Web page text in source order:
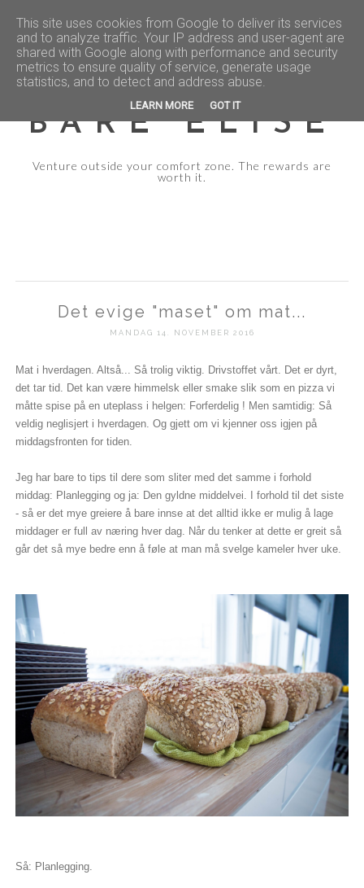
BARE ELISE
Venture outside your comfort zone. The rewards are
worth it.
Det evige "maset" om mat...
MANDAG 14. NOVEMBER 2016
Mat i hverdagen. Altså... Så trolig viktig. Drivstoffet vårt. Det er dyrt,
det tar tid. Det kan være himmelsk eller smake slik som en pizza vi
måtte spise på en uteplass i helgen: Forferdelig ! Men samtidig: Så
veldig neglisjert i hverdagen. Og gjett om vi kjenner oss igjen på
middagsfronten for tiden.
Jeg har bare to tips til dere som sliter med det samme i forhold
middag: Planlegging og ja: Den gyldne middelvei. I forhold til det siste
- så er det mye greiere å bare innse at det alltid ikke er mulig å lage
middager er full av næring hver dag. Når du tenker at dette er greit så
går det så mye bedre enn å føle at man må svelge kameler hver uke.
Så: Planlegging.
This site uses cookies from Google to deliver its services
and to analyze traffic. Your IP address and user-agent are
shared with Google along with performance and security
metrics to ensure quality of service, generate usage
statistics, and to detect and address abuse.
LEARN MORE GOT IT